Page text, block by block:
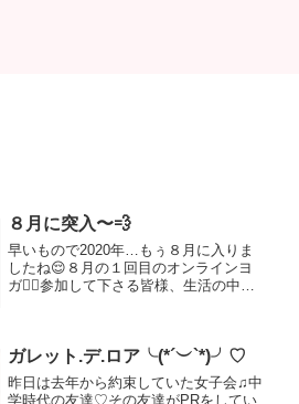
８月に突入〜💨
早いもので2020年…もぅ８月に入りま
したね😌８月の１回目のオンラインヨ
ガ🧘‍♀️参加して下さる皆様、生活の中に
🍀✨✨✨感謝です🙏色々...
ガレット.デ.ロア╰(*´︶`*)╯♡
昨日は去年から約束していた女子会♫中
学時代の友達♡その友達がPRをしてい